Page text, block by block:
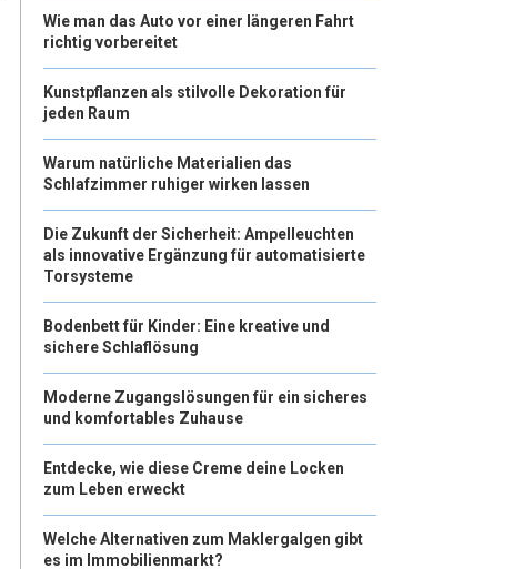
Wie man das Auto vor einer längeren Fahrt
richtig vorbereitet
Kunstpflanzen als stilvolle Dekoration für
jeden Raum
Warum natürliche Materialien das
Schlafzimmer ruhiger wirken lassen
Die Zukunft der Sicherheit: Ampelleuchten
als innovative Ergänzung für automatisierte
Torsysteme
Bodenbett für Kinder: Eine kreative und
sichere Schlaflösung
Moderne Zugangslösungen für ein sicheres
und komfortables Zuhause
Entdecke, wie diese Creme deine Locken
zum Leben erweckt
Welche Alternativen zum Maklergalgen gibt
es im Immobilienmarkt?